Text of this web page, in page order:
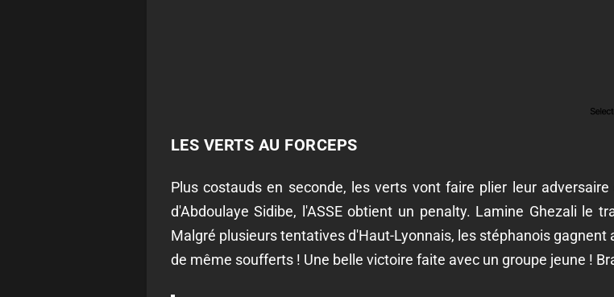
LES VERTS AU FORCEPS
Plus costauds en seconde, les verts vont faire plier leur
d'Abdoulaye Sidibe, l'ASSE obtient un penalty. Lamine Ghezali le
Malgré plusieurs tentatives d'Haut-Lyonnais, les stéphanois
de même soufferts ! Une belle victoire faite avec un groupe jeune !